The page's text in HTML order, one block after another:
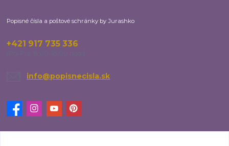
Popisné čísla a poštové schránky by Jurashko
+421 917 735 336
info@popisnecisla.sk